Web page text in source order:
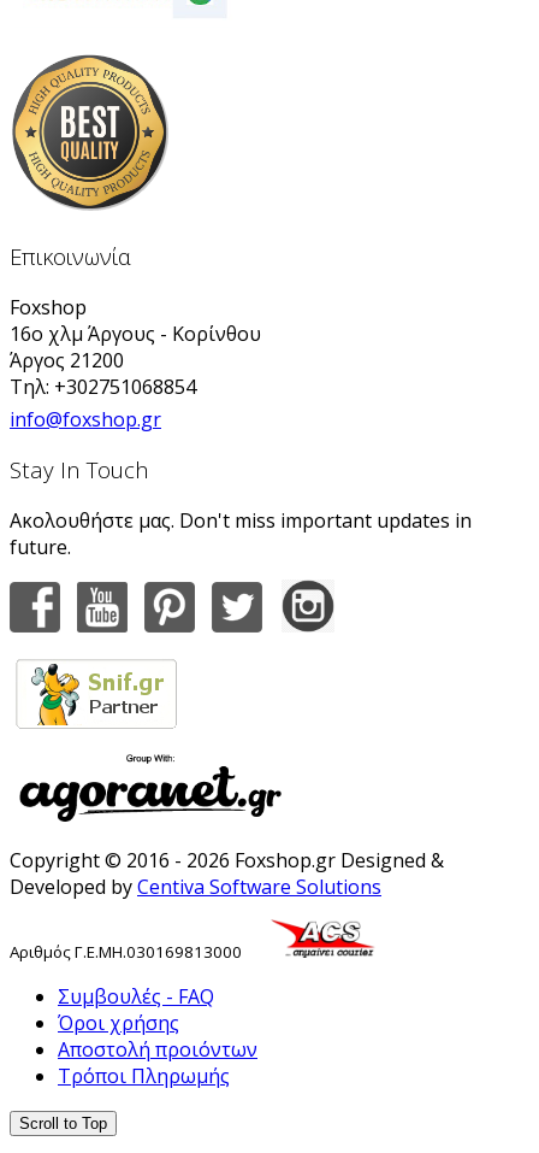
Επικοινωνία
Foxshop
16ο χλμ Άργους - Κορίνθου
Άργος 21200
Τηλ: +302751068854
info@foxshop.gr
Stay In Touch
Ακολουθήστε μας. Don't miss important updates in
future.
Copyright © 2016 - 2026 Foxshop.gr Designed &
Developed byCentiva Software Solutions
ΑριθμόςΓ.Ε.ΜΗ.030169813000
Συμβουλές - FAQ
Όροι χρήσης
Αποστολή προιόντων
Τρόποι Πληρωμής
Scroll to Top